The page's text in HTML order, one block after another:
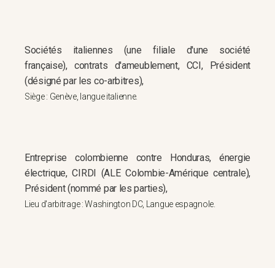
Sociétés italiennes (une filiale d'une société
française), contrats d'ameublement, CCI, Président
(désigné par les co-arbitres),
Siège : Genève, langue italienne.
Entreprise colombienne contre Honduras, énergie
électrique, CIRDI (ALE Colombie-Amérique centrale),
Président (nommé par les parties),
Lieu d'arbitrage : Washington DC, Langue espagnole.